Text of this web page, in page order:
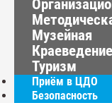
Музейная
Краеведение
Туризм
Приём в ЦДО
Безопасность